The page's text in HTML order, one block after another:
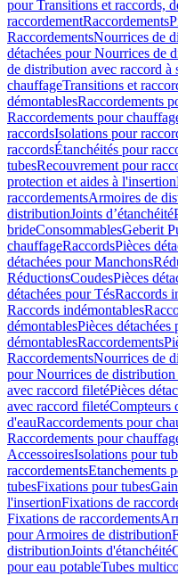
pour Transitions et raccords,
raccordementRaccordements
RaccordementsNourrices de
détachées pour Nourrices de
de distribution avec raccord à
chauffageTransitions et
démontablesRaccordements
Raccordements pour
raccordsIsolations pour
raccordsÉtanchéités pour
tubesRecouvrement pour
protection et aides à l'insertion
raccordementsArmoires de
distributionJoints d’étanchéité
brideConsommablesGeberit
chauffageRaccordsPièces
détachées pour Manchons
RéductionsCoudesPièces
détachées pour TésRaccords
Raccords indémontables
démontablesPièces
démontablesRaccordements
RaccordementsNourrices de
pour Nourrices de distribution
avec raccord filetéPièces
avec raccord filetéCompteurs
d'eauRaccordements pour
Raccordements pour
AccessoiresIsolations pour
raccordementsEtanchements
tubesFixations pour tubes
l'insertionFixations de
Fixations de raccordements
pour Armoires de distribution
distributionJoints d'étanchéité
pour eau potableTubes